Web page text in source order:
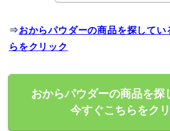
⇒おからパウダーの商品を探してい
らをクリック
おからパウダーの商品を探
今すぐこちらをク